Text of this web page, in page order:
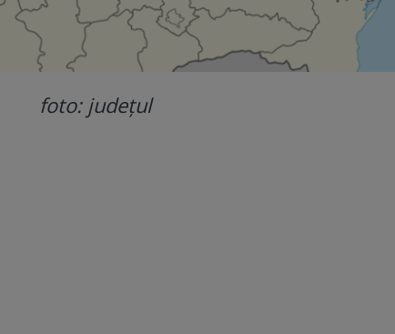
foto: județul